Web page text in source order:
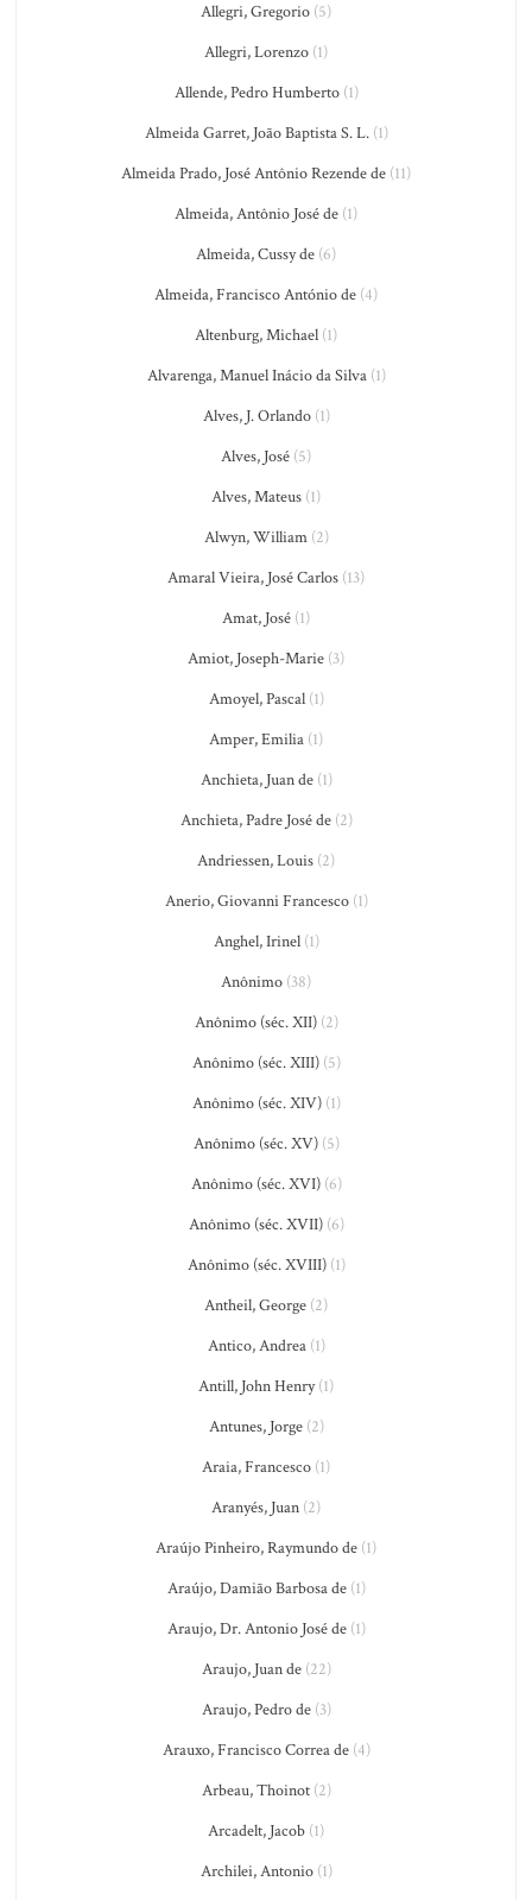
Allegri, Gregorio (5)
Allegri, Lorenzo (1)
Allende, Pedro Humberto(1)
Almeida Garret, João Baptista S. L.(1)
Almeida Prado, José Antônio Rezende de (11)
Almeida, Antônio José de (1)
Almeida, Cussy de (6)
Almeida, Francisco António de (4)
Altenburg, Michael (1)
Alvarenga, Manuel Inácio da Silva(1)
Alves, J. Orlando(1)
Alves, José (5)
Alves, Mateus (1)
Alwyn, William(2)
Amaral Vieira, José Carlos (13)
Amat, José (1)
Amiot, Joseph-Marie (3)
Amoyel, Pascal(1)
Amper, Emilia (1)
Anchieta, Juan de(1)
Anchieta, Padre José de(2)
Andriessen, Louis (2)
Anerio, Giovanni Francesco(1)
Anghel, Irinel(1)
Anônimo (38)
Anônimo (séc. XII)(2)
Anônimo (séc. XIII)(5)
Anônimo (séc. XIV)(1)
Anônimo (séc. XV)(5)
Anônimo (séc. XVI)(6)
Anônimo (séc. XVII)(6)
Anônimo (séc. XVIII)(1)
Antheil, George (2)
Antico, Andrea(1)
Antill, John Henry(1)
Antunes, Jorge(2)
Araia, Francesco (1)
Aranyés, Juan (2)
Araújo Pinheiro, Raymundo de (1)
Araújo, Damião Barbosa de(1)
Araujo, Dr. Antonio José de(1)
Araujo, Juan de(22)
Araujo, Pedro de(3)
Arauxo, Francisco Correa de(4)
Arbeau, Thoinot(2)
Arcadelt, Jacob (1)
Archilei, Antonio(1)